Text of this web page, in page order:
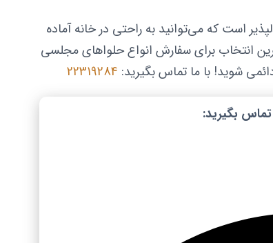
است که می‌توانید به راحتی در خانه آماده
انتخاب برای سفارش انواع حلواهای مجلسی
شوید! با ما تماس بگیرید: 22319284
بگیرید: